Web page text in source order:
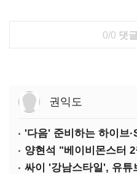
0/0 댓
권익도
'다음' 준비하는 하이브
싸이 '강남스타일', 유튜